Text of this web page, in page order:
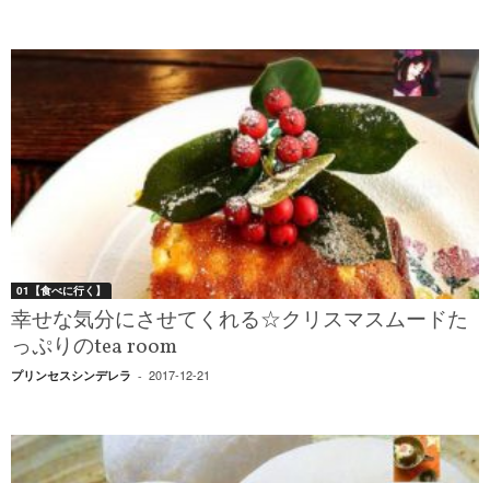
01【食べに行く】
幸せな気分にさせてくれる☆クリスマスムードた
っぷりのtea room
プリンセスシンデレラ - 2017-12-21